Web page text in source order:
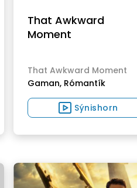
That Awkward
Moment
That Awkward Moment
Gaman, Rómantík
Sýnishorn